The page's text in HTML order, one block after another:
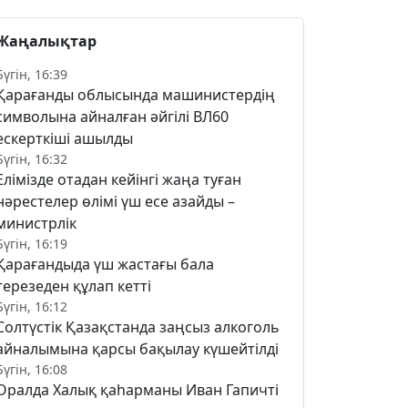
16:39
облысында машинистердің
айналған әйгілі ВЛ60
ашылды
16:32
отадан кейінгі жаңа туған
өлімі үш есе азайды –
16:19
үш жастағы бала
құлап кетті
16:12
Қазақстанда заңсыз алкоголь
қарсы бақылау күшейтілді
16:08
Халық қаһарманы Иван Гапичті